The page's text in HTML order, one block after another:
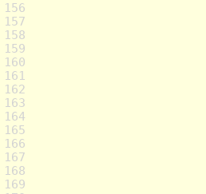
156
157
158
159
160
161
162
163
164
165
166
167
168
169